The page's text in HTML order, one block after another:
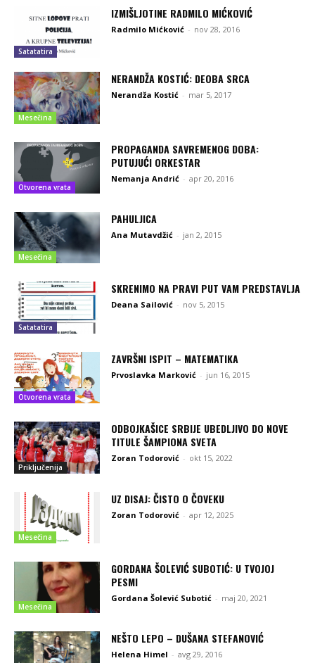
Satatatira
IZMIŠLJOTINE RADMILO MIĆKOVIĆ
Radmilo Mićković - nov 28, 2016
Mesečina
NERANDŽA KOSTIĆ: DEOBA SRCA
Nerandža Kostić - mar 5, 2017
Otvorena vrata
PROPAGANDA SAVREMENOG DOBA:
PUTUJUĆI ORKESTAR
Nemanja Andrić - apr 20, 2016
Mesečina
PAHULJICA
Ana Mutavdžić - jan 2, 2015
Satatatira
SKRENIMO NA PRAVI PUT VAM PREDSTAVLJA
Deana Sailović - nov 5, 2015
Otvorena vrata
ZAVRŠNI ISPIT – MATEMATIKA
Prvoslavka Marković - jun 16, 2015
Priključenija
ODBOJKAŠICE SRBIJE UBEDLJIVO DO NOVE
TITULE ŠAMPIONA SVETA
Zoran Todorović - okt 15, 2022
Mesečina
UZ DISAJ: ČISTO O ČOVEKU
Zoran Todorović - apr 12, 2025
Mesečina
GORDANA ŠOLEVIĆ SUBOTIĆ: U TVOJOJ
PESMI
Gordana Šolević Subotić - maj 20, 2021
NEŠTO LEPO – DUŠANA STEFANOVIĆ
Helena Himel - avg 29, 2016